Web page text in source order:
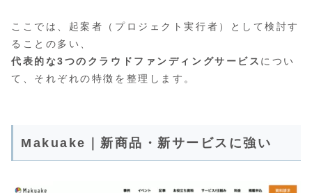
ここでは、起案者（プロジェクト実行者）として検討す
ることの多い、
代表的な3つのクラウドファンディングサービス につい
て、それぞれの特徴を整理します。
Makuake｜新商品・新サービスに強い